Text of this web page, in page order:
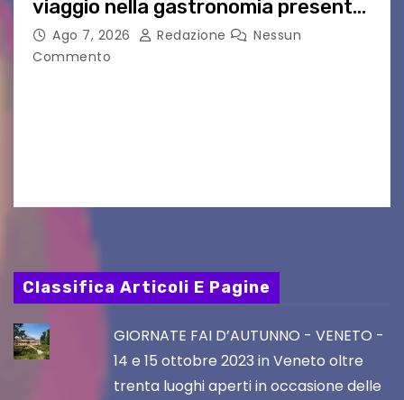
viaggio nella gastronomia presente
nei film di Hayao Miyazaki!
Ago 7, 2026 Redazione
Nessun
Commento
Classifica Articoli E Pagine
GIORNATE FAI D’AUTUNNO - VENETO -
14 e 15 ottobre 2023 in Veneto oltre
trenta luoghi aperti in occasione delle